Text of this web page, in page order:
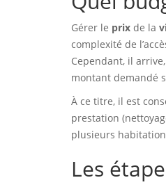
Gérer le prix de la
complexité de
Cependant, il
montant demandé
À ce titre, il est
prestation
plusieurs
Les